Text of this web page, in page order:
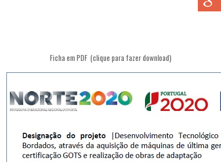
Ficha em PDF (clique para fazer download)